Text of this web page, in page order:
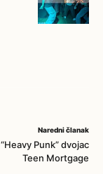
Naredni članak
Punk” dvojac
Teen Mortgage